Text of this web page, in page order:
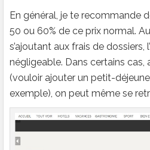
En général, je te recommande
50 ou 60% de ce prix normal.
s’ajoutant aux frais de dossiers,
négligeable. Dans certains cas,
(vouloir ajouter un petit-
exemple), on peut même se